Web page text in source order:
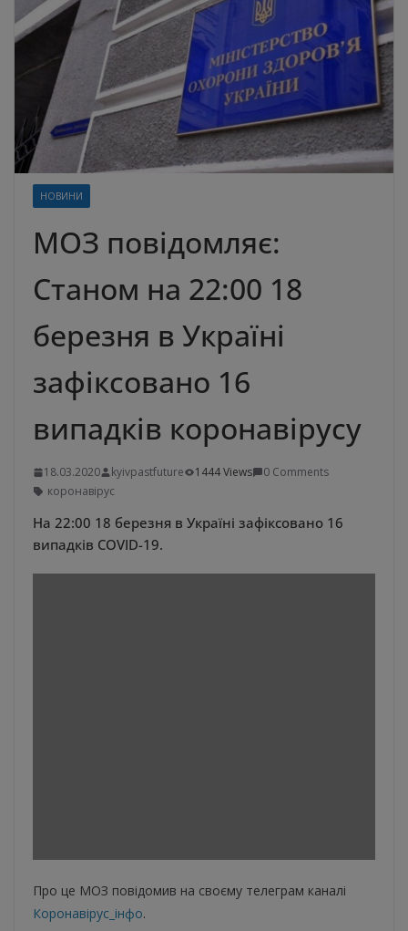
НОВИНИ
МОЗ повідомляє:
Станом на 22:00 18
березня в Україні
зафіксовано 16
випадків коронавірусу
18.03.2020 kyivpastfuture 1444 Views
0 Comments
коронавірус
На 22:00 18 березня в Україні зафіксовано 16
випадків COVID-19.
Про це МОЗ повідомив на своєму телеграм каналі
Коронавірус_інфо.